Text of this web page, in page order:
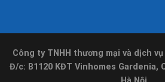
Công ty TNHH thương mại và dịch vụ
Đ/c: B1120 KĐT Vinhomes Gardenia,